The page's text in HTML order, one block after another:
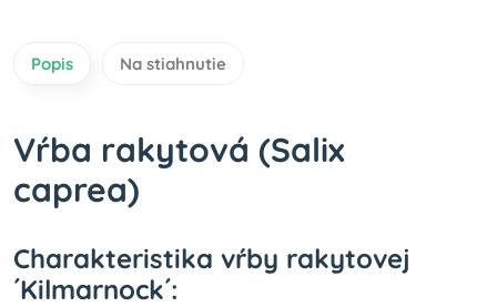
Popis Na stiahnutie
Vŕba rakytová (Salix
caprea)
Charakteristika vŕby rakytovej
´Kilmarnock´: